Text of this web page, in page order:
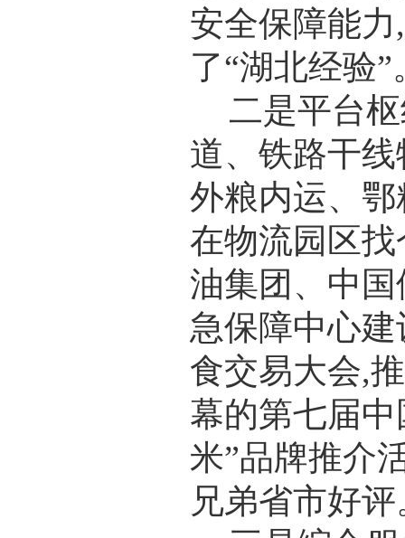
安全保障能
了“湖北经验”
二是平台
道、铁路干
外粮内运、
在物流园区
油集团、中
急保障中心
食交易大会,
幕的第七届
米”品牌推介
兄弟省市好评